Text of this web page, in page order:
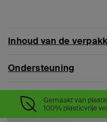
Inhoud van de
Ondersteuning
Gemaakt van
100% plasticvrije